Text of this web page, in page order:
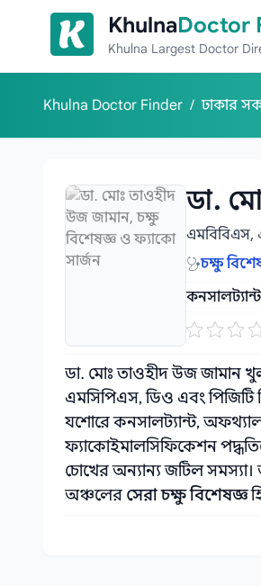
Skip to content
KhulnaDoctor
Khulna Largest Doctor
Khulna Doctor Finder / ঢাকার
ডা.
এমবিবিএস,
চক্ষু
ডা. মোঃ তাওহীদ উজ জামান
এমসিপিএস, ডিও এবং পিজিটি
যশোরে কনসালট্যান্ট,
ফ্যাকোইমালসিফিকেশন
চোখের অন্যান্য জটিল সমস্যা।
অঞ্চলের সেরা চক্ষু বিশেষজ্ঞ